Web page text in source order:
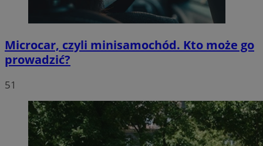
Microcar, czyli minisamochód. Kto może go
prowadzić?
51